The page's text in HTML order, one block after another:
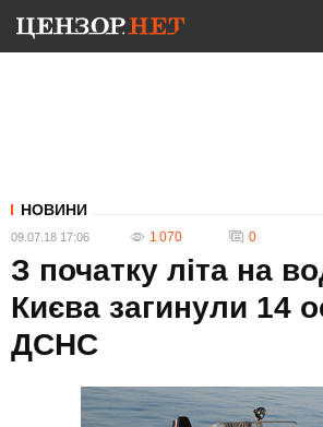
НОВИНИ
09.07.18 17:06 1 070 0
З початку літа на
Києва загинули 14
ДСНС